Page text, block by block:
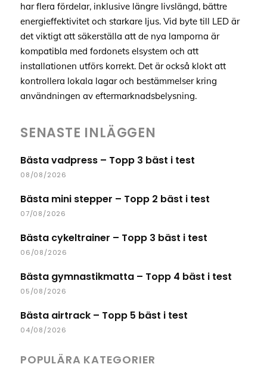
har flera fördelar, inklusive längre livslängd, bättre
energieffektivitet och starkare ljus. Vid byte till LED är
det viktigt att säkerställa att de nya lamporna är
kompatibla med fordonets elsystem och att
installationen utförs korrekt. Det är också klokt att
kontrollera lokala lagar och bestämmelser kring
användningen av eftermarknadsbelysning.
SENASTE INLÄGGEN
Bästa vadpress – Topp 3 bäst i test
08/08/2026
Bästa mini stepper – Topp 2 bäst i test
07/08/2026
Bästa cykeltrainer – Topp 3 bäst i test
06/08/2026
Bästa gymnastikmatta – Topp 4 bäst i test
05/08/2026
Bästa airtrack – Topp 5 bäst i test
04/08/2026
POPULÄRA KATEGORIER